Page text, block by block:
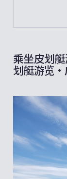
乘坐皮划
划艇游览・